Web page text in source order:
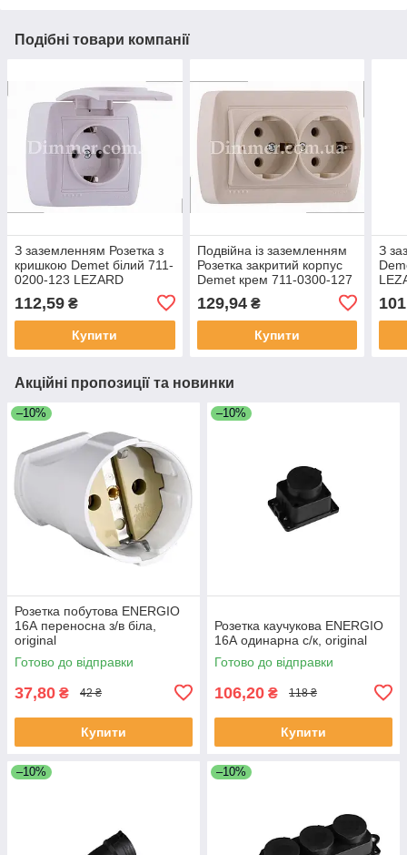
Подібні товари компанії
З заземленням Розетка з
кришкою Demet білий 711-
0200-123 LEZARD
112,59 ₴
Купити
Подвійна із заземленням
Розетка закритий корпус
Demet крем 711-0300-127
129,94₴
Купити
З
Акційні пропозиції та новинки
–10%
Розетка побутова ENERGIO
16А переносна з/в біла,
original
Готово до відправки
37,80 ₴ 42 ₴
Купити
–10%
Розетка каучукова ENERGIO
16А одинарна с/к, original
Готово до відправки
106,20 ₴ 118 ₴
Купити
–10% –10%